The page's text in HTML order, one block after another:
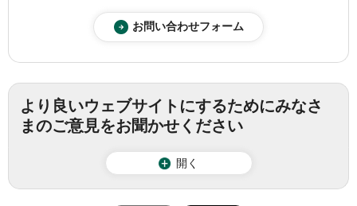
より良いウェブサイトにするためにみなさ
まのご意見をお聞かせください
開く